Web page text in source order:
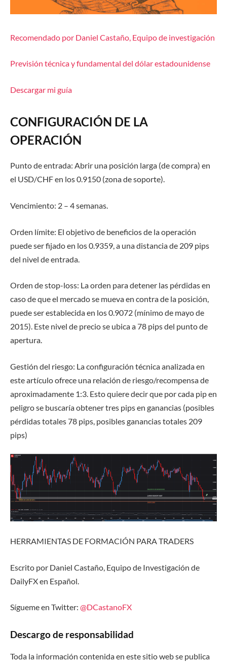
Recomendado por Daniel Castaño, Equipo de investigación
Previsión técnica y fundamental del dólar estadounidense
Descargar mi guía
CONFIGURACIÓN DE LA
OPERACIÓN
Punto de entrada: Abrir una posición larga (de compra) en
el USD/CHF en los0.9150 (zona de soporte).
Vencimiento: 2 – 4 semanas.
Orden límite: El objetivo de beneficios de la operación
puede ser fijado en los0.9359 , a una distancia de 209 pips
del nivel de entrada.
Orden de stop-loss: La orden para detener las pérdidas en
caso de que el mercado se mueva en contra de la posición,
puede ser establecida en los0.9072 (mínimo de mayo de
2015). Este nivel de precio se ubica a78 pipsdel punto de
apertura.
Gestión del riesgo: La configuración técnica analizada en
este artículo ofrece una relación de riesgo/recompensa de
aproximadamente 1:3. Esto quiere decir que por cada pip en
peligro se buscaría obtener tres pips en ganancias (posibles
pérdidas totales 78 pips, posibles ganancias totales 209
pips)
HERRAMIENTAS DE FORMACIÓN PARA TRADERS
Escrito por Daniel Castaño, Equipo de Investigación de
DailyFX en Español.
Sígueme en Twitter: @DCastanoFX
Descargo de responsabilidad
Toda la información contenida en este sitio web se publica